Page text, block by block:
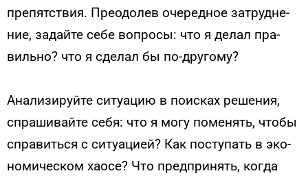
пре­пятс­твия. Пре­одо­лев оче­ред­ное зат­рудне­
ние, за­дай­те се­бе воп­ро­сы: что я де­лал пра­
виль­но? что я сде­лал бы по-дру­гому?
Ана­лизи­руй­те си­ту­ацию в по­ис­ках ре­шения,
спра­шивай­те се­бя: что я мо­гу по­менять, что­бы
спра­вить­ся с си­ту­аци­ей? Как пос­ту­пать в эко­
номи­чес­ком ха­осе? Что пред­при­нять, ког­да